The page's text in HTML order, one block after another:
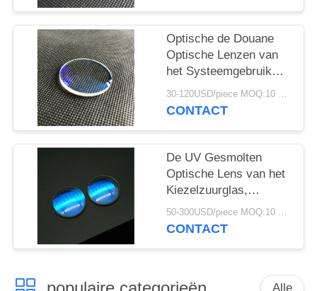
Optische de Douane
Optische Lenzen van
het Systeemgebruik
150mm Diameter Met
lange levensuur
30-120USD/piece MOQ:10 stukken
CONTACT
De UV Gesmolten
Optische Lens van het
Kiezelzuurglas,
Optische Component
met de Deklaag van
50-300USD/piece MOQ:10 stukken
CONTACT
Alle